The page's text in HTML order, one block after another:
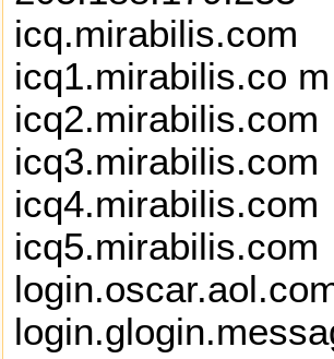
icq.mirabilis.com
icq1.mirabilis.co m
icq2.mirabilis.com
icq3.mirabilis.com
icq4.mirabilis.com
icq5.mirabilis.com